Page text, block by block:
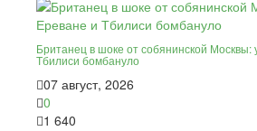
Британец в шоке от собянинской Москвы:
Тбилиси бомбануло
07 август, 2026
0
1 640